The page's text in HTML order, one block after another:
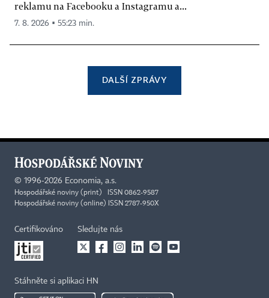
reklamu na Facebooku a Instagramu a...
7. 8. 2026 ▪ 55:23 min.
DALŠÍ ZPRÁVY
© 1996-2026 Economia, a.s.
Hospodářské noviny (print) ISSN 0862-9587
Hospodářské noviny (online) ISSN 2787-950X
Certifikováno Sledujte nás
Stáhněte si aplikaci HN